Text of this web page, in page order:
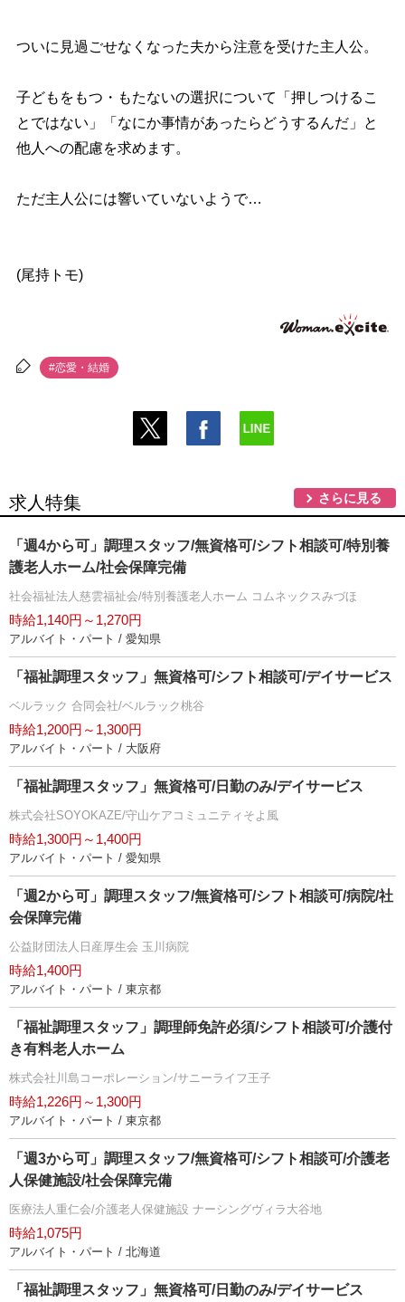
ついに見過ごせなくなった夫から注意を受けた主人公。
子どもをもつ・もたないの選択について「押しつけるこ
とではない」「なにか事情があったらどうするんだ」と
他人への配慮を求めます。
ただ主人公には響いていないようで…
(尾持トモ)
#恋愛・結婚
求人特集 さらに見る
「週4から可」調理スタッフ/無資格可/シフト相談可/特別養
護老人ホーム/社会保障完備
社会福祉法人慈雲福祉会/特別養護老人ホーム コムネックスみづほ
時給1,140円～1,270円
アルバイト・パート / 愛知県
「福祉調理スタッフ」無資格可/シフト相談可/デイサービス
ベルラック 合同会社/ベルラック桃谷
時給1,200円～1,300円
アルバイト・パート / 大阪府
「福祉調理スタッフ」無資格可/日勤のみ/デイサービス
株式会社SOYOKAZE/守山ケアコミュニティそよ風
時給1,300円～1,400円
アルバイト・パート / 愛知県
「週2から可」調理スタッフ/無資格可/シフト相談可/病院/社
会保障完備
公益財団法人日産厚生会 玉川病院
時給1,400円
アルバイト・パート / 東京都
「福祉調理スタッフ」調理師免許必須/シフト相談可/介護付
き有料老人ホーム
株式会社川島コーポレーション/サニーライフ王子
時給1,226円～1,300円
アルバイト・パート / 東京都
「週3から可」調理スタッフ/無資格可/シフト相談可/介護老
人保健施設/社会保障完備
医療法人重仁会/介護老人保健施設 ナーシングヴィラ大谷地
時給1,075円
アルバイト・パート / 北海道
「福祉調理スタッフ」無資格可/日勤のみ/デイサービス